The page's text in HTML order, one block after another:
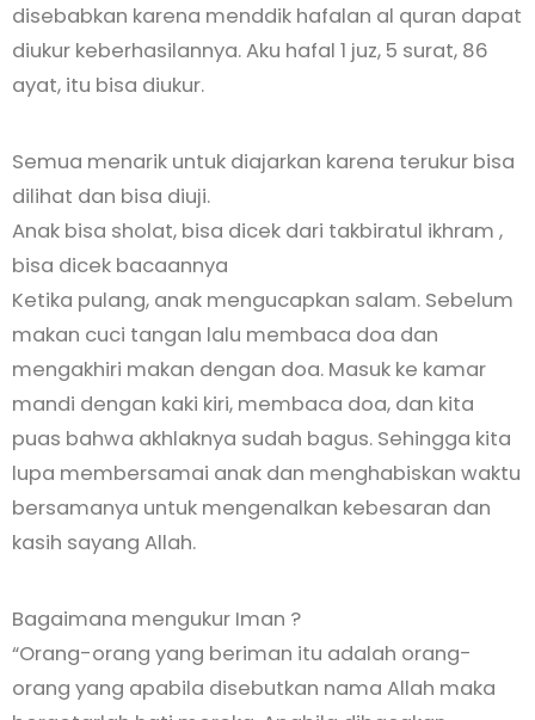
disebabkan karena menddik hafalan al quran dapat
diukur keberhasilannya. Aku hafal 1 juz, 5 surat, 86
ayat, itu bisa diukur.
Semua menarik untuk diajarkan karena terukur bisa
dilihat dan bisa diuji.
Anak bisa sholat, bisa dicek dari takbiratul ikhram ,
bisa dicek bacaannya
Ketika pulang, anak mengucapkan salam. Sebelum
makan cuci tangan lalu membaca doa dan
mengakhiri makan dengan doa. Masuk ke kamar
mandi dengan kaki kiri, membaca doa, dan kita
puas bahwa akhlaknya sudah bagus. Sehingga kita
lupa membersamai anak dan menghabiskan waktu
bersamanya untuk mengenalkan kebesaran dan
kasih sayang Allah.
Bagaimana mengukur Iman ?
“Orang-orang yang beriman itu adalah orang-
orang yang apabila disebutkan nama Allah maka